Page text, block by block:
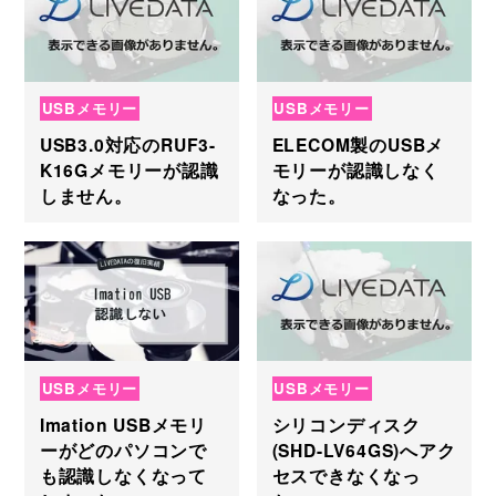
USBメモリー
USB3.0対応のRUF3-
K16Gメモリーが認識
しません。
USBメモリー
ELECOM製のUSBメ
モリーが認識しなく
なった。
USBメモリー
Imation USBメモリ
ーがどのパソコンで
も認識しなくなって
USBメモリー
シリコンディスク
(SHD-LV64GS)へアク
セスできなくなっ